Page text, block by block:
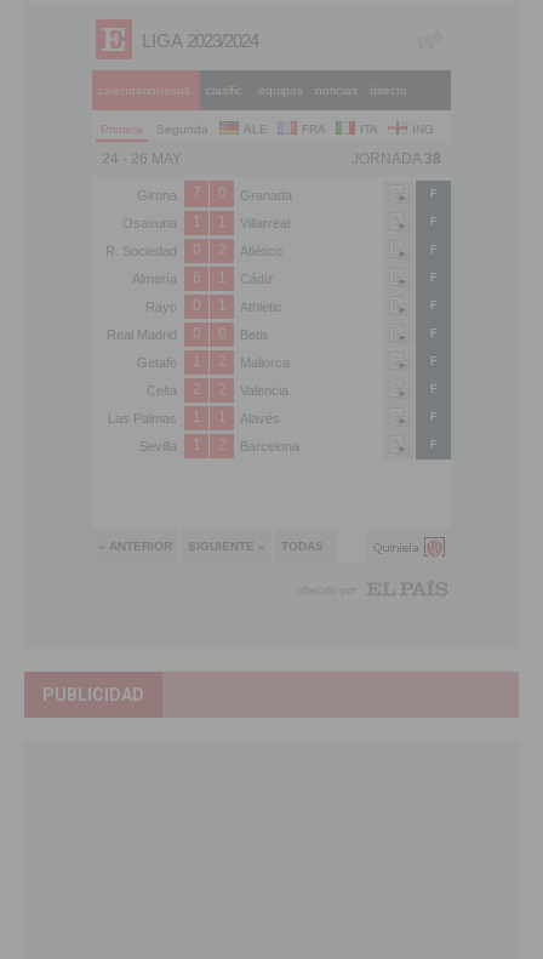
PUBLICIDAD